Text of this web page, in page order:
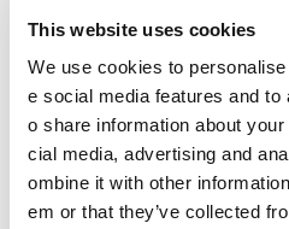
This website uses cookies
We use cookies to
e social media features and
o share information about
cial media, advertising and
ombine it with other
em or that they’ve collected
忘れ物を
忘れ物をした当日中に問い合わせる場合
忘れ物をした駅事務室までお問い合わせ
駅事務室の電話番号